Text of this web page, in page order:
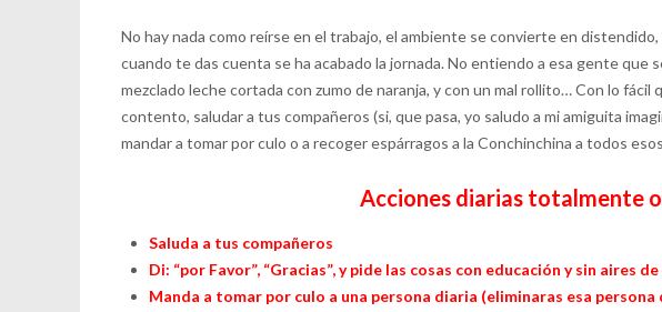
No hay nada como reírse en el trabajo, el ambiente se convierte en
cuando te das cuenta se ha acabado la jornada. No entiendo a esa gente que
mezclado leche cortada con zumo de naranja, y con un mal rollito… Con lo fácil
contento, saludar a tus compañeros (si, que pasa, yo saludo a mi amiguita
mandar a tomar por culo o a recoger espárragos a la Conchinchina a todos
Acciones diarias totalmente
Saluda a tus compañeros
Di: “por Favor”, “Gracias”, y pide las cosas con educación y sin aires de
Manda a tomar por culo a una persona diaria (eliminaras esa